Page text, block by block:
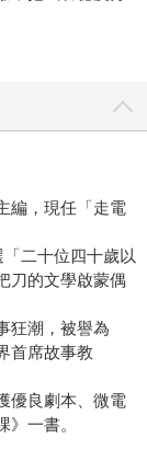
編，現任「走電
二十位四十歲以
刀的文學啟蒙偶
狂潮，被譽為
首席故事教
優良劇本、微電
一書。